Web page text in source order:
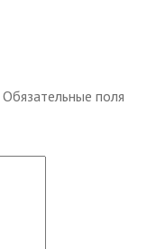
Обязательные поля